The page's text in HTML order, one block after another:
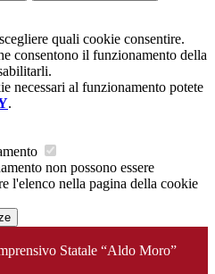
quali cookie consentire.
consentono il funzionamento della
necessari al funzionamento potete
.
non possono essere
l'elenco nella pagina della cookie
Statale “Aldo Moro”